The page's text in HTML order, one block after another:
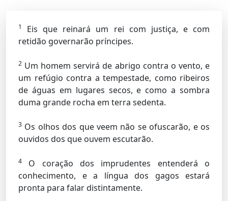
1
Eis que reinará um rei com justiça, e com
retidão governarão príncipes.
2 Um homem servirá de abrigo contra o vento, e
um refúgio contra a tempestade, como ribeiros
de águas em lugares secos, e como a sombra
duma grande rocha em terra sedenta.
3 Os olhos dos que veem não se ofuscarão, e os
ouvidos dos que ouvem escutarão.
4
O coração dos imprudentes entenderá o
conhecimento, e a língua dos gagos estará
pronta para falar distintamente.